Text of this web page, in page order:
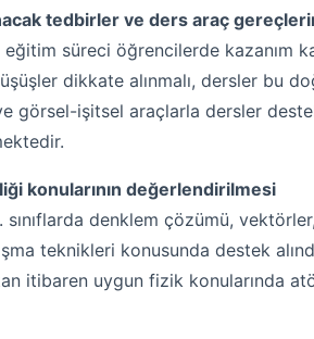
tedbirler ve ders araç
süreci öğrencilerde kazanım
dikkate alınmalı, dersler bu
görsel-işitsel araçlarla dersler
konularının değerlendirilmesi
denklem çözümü,
teknikleri konusunda destek
itibaren uygun fizik